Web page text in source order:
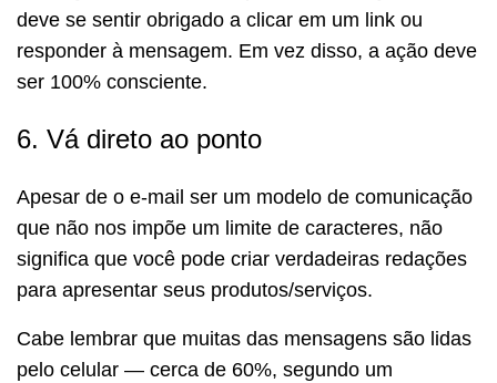
deve se sentir obrigado a clicar em um link ou
responder à mensagem. Em vez disso, a ação deve
ser 100% consciente.
6. Vá direto ao ponto
Apesar de o e-mail ser um modelo de comunicação
que não nos impõe um limite de caracteres, não
significa que você pode criar verdadeiras redações
para apresentar seus produtos/serviços.
Cabe lembrar que muitas das mensagens são lidas
pelo celular — cerca de 60%, segundo um